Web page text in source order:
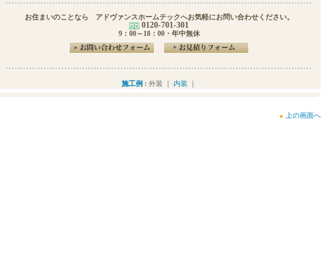
お住まいのことなら アドヴァンスホームテックへお気軽にお問い合わせください。
0120-701-301
9：00～18：00・年中無休
施工例 : 外装 ｜ 内装
上の画面へ